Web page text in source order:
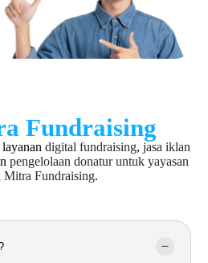
Fundraising
digital fundraising, jasa iklan
pengelolaan donatur untuk yayasan
Mitra Fundraising.